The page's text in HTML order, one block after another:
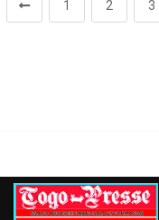
1 2 3